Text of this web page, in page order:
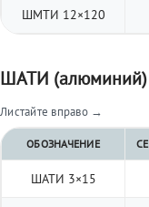
ШМТИ 12×120
ШАТИ (алюминий)
Листайте вправо →
ОБОЗНАЧЕНИЕ
ШАТИ 3×15